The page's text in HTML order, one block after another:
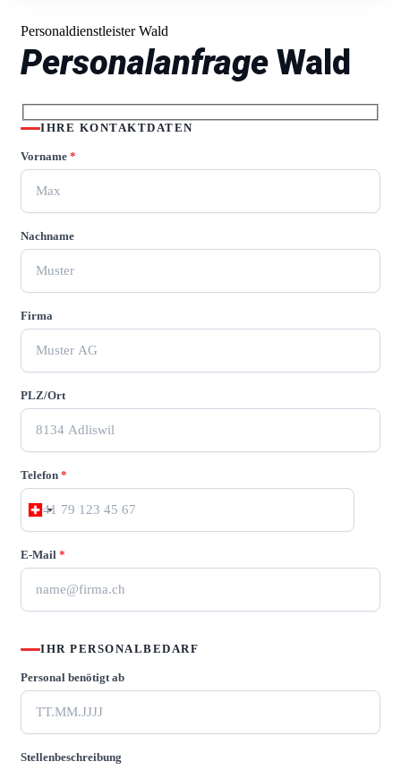
Personaldienstleister Wald
Personalanfrage Wald
IHRE KONTAKTDATEN
Vorname *
Nachname
Firma
PLZ/Ort
Telefon *
E-Mail *
IHR PERSONALBEDARF
Personal benötigt ab
Stellenbeschreibung